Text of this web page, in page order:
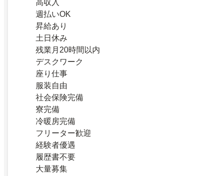
高収入
週払いOK
昇給あり
土日休み
残業月20時間以内
デスクワーク
座り仕事
服装自由
社会保険完備
寮完備
冷暖房完備
フリーター歓迎
経験者優遇
履歴書不要
大量募集